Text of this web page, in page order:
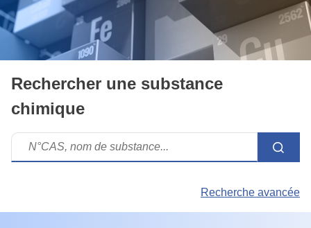
Rechercher une substance
chimique
Recherche avancée